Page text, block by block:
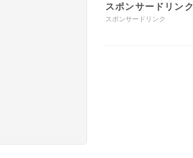
スポンサードリンク
スポンサードリンク